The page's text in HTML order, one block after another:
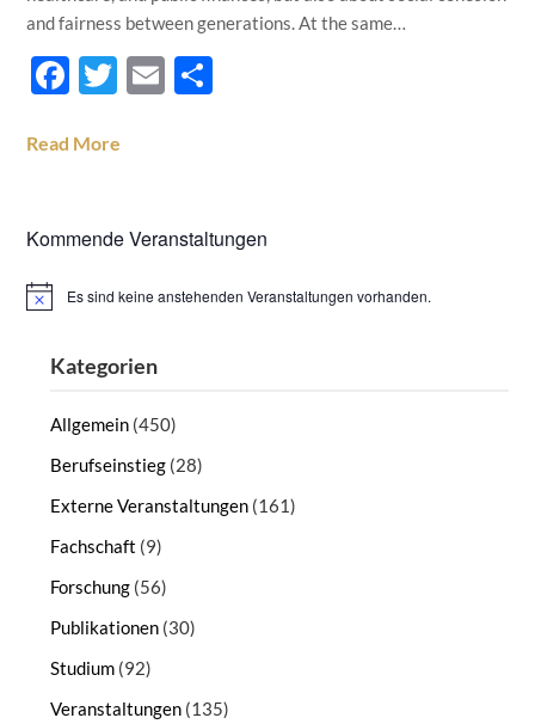
and fairness between generations. At the same…
Facebook
Twitter
Email
Read More
Kommende Veranstaltungen
HinweisEs sind keine anstehenden Veranstaltungen vorhanden.
Kategorien
Allgemein (450)
Berufseinstieg (28)
Externe Veranstaltungen (161)
Fachschaft (9)
Forschung (56)
Publikationen (30)
Studium (92)
Veranstaltungen (135)